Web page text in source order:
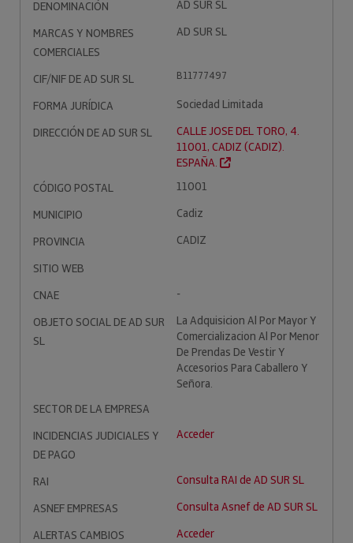
DENOMINACIÓN
AD SUR SL
MARCAS Y NOMBRES
COMERCIALES
AD SUR SL
CIF/NIF DE AD SUR SL B11777497
FORMA JURÍDICA
Sociedad Limitada
DIRECCIÓN DE AD SUR SL
CALLE JOSE DEL TORO, 4.
11001, CADIZ (CADIZ).
ESPAÑA.
CÓDIGO POSTAL
11001
MUNICIPIO
Cadiz
PROVINCIA
CADIZ
SITIO WEB
CNAE
-
OBJETO SOCIAL DE AD SUR
SL
La Adquisicion Al Por Mayor Y
Comercializacion Al Por Menor
De Prendas De Vestir Y
Accesorios Para Caballero Y
Señora.
SECTOR DE LA EMPRESA
INCIDENCIAS JUDICIALES Y
DE PAGO
Acceder
RAI
Consulta RAI de AD SUR SL
ASNEF EMPRESAS
Consulta Asnef de AD SUR SL
ALERTAS CAMBIOS
Acceder